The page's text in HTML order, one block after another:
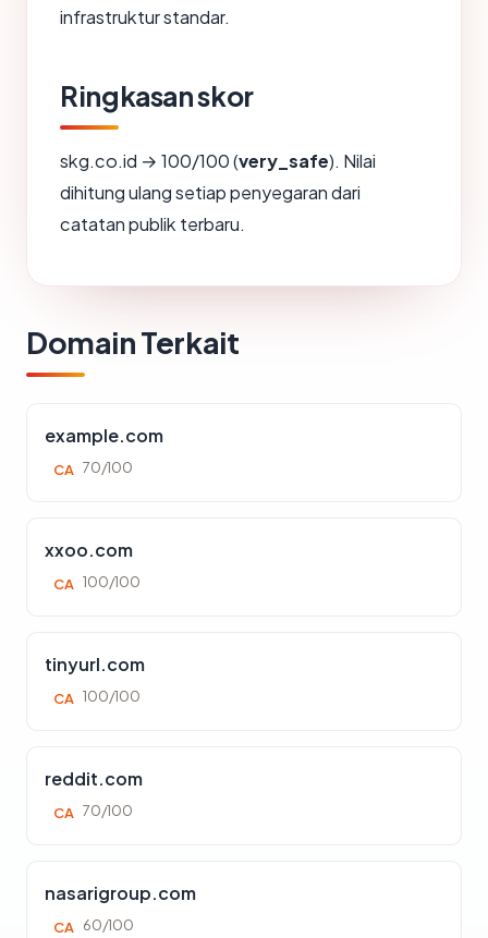
infrastruktur standar.
Ringkasan skor
skg.co.id → 100/100 (very_safe). Nilai
dihitung ulang setiap penyegaran dari
catatan publik terbaru.
Domain Terkait
example.com
CA 70/100
xxoo.com
CA 100/100
tinyurl.com
CA 100/100
reddit.com
CA 70/100
nasarigroup.com
CA 60/100